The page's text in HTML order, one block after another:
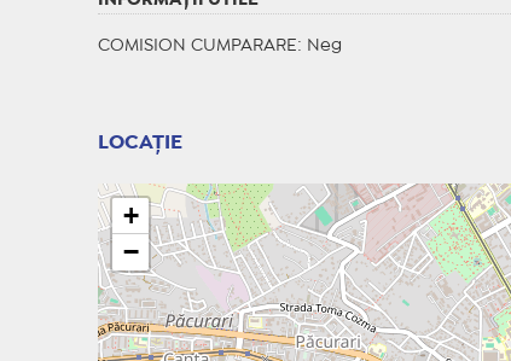
COMISION CUMPARARE: Neg
LOCAȚIE
+
−